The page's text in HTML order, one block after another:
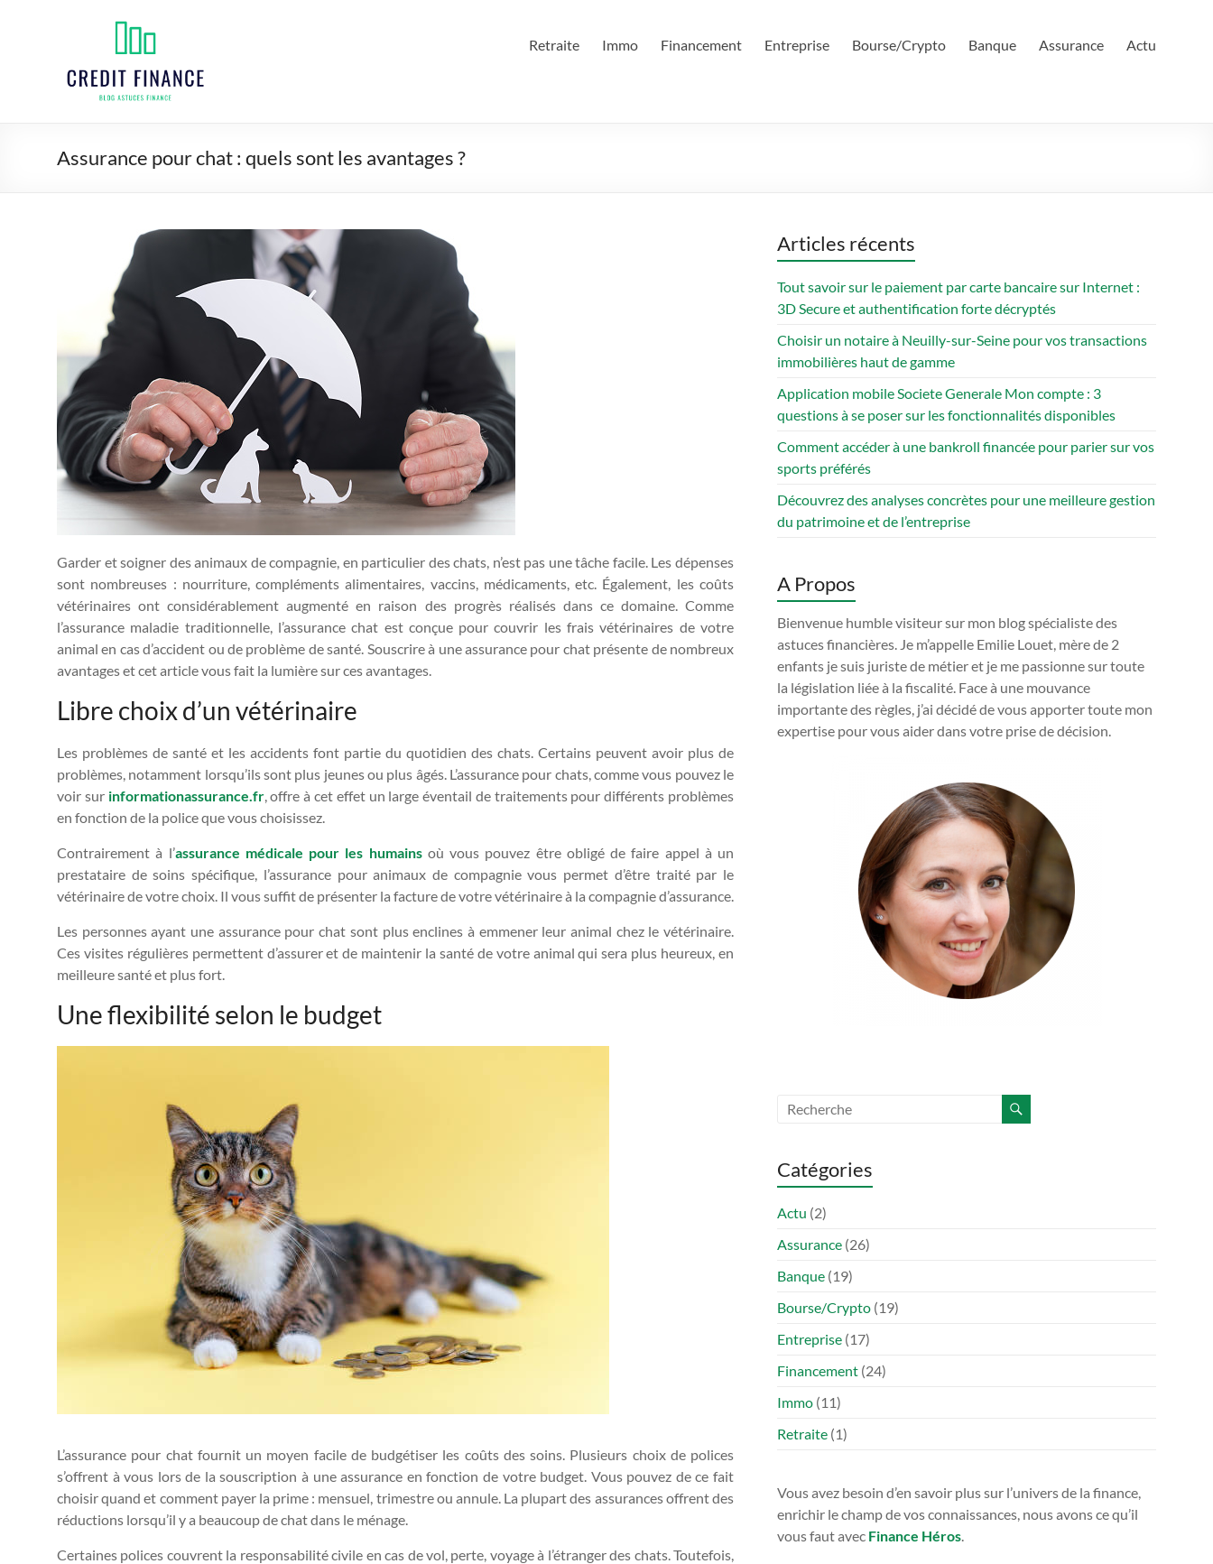
Credit
finance
Retraite Immo Financement Entreprise Bourse/Crypto Banque Assurance Actu
Assurance pour chat : quels sont les avantages ?
Garder et soigner des animaux de compagnie, en particulier des chats, n’est pas une tâche facile. Les dépenses
sont nombreuses : nourriture, compléments alimentaires, vaccins, médicaments, etc. Également, les coûts
vétérinaires ont considérablement augmenté en raison des progrès réalisés dans ce domaine. Comme
l’assurance maladie traditionnelle, l’assurance chat est conçue pour couvrir les frais vétérinaires de votre
animal en cas d’accident ou de problème de santé. Souscrire à une assurance pour chat présente de nombreux
avantages et cet article vous fait la lumière sur ces avantages.
Libre choix d’un vétérinaire
Les problèmes de santé et les accidents font partie du quotidien des chats. Certains peuvent avoir plus de
problèmes, notamment lorsqu’ils sont plus jeunes ou plus âgés. L’assurance pour chats, comme vous pouvez le
voir sur informationassurance.fr, offre à cet effet un large éventail de traitements pour différents problèmes
en fonction de la police que vous choisissez.
Contrairement à l’assurance médicale pour les humainsoù vous pouvez être obligé de faire appel à un
prestataire de soins spécifique, l’assurance pour animaux de compagnie vous permet d’être traité par le
vétérinaire de votre choix. Il vous suffit de présenter la facture de votre vétérinaire à la compagnie d’assurance.
Les personnes ayant une assurance pour chat sont plus enclines à emmener leur animal chez le vétérinaire.
Ces visites régulières permettent d’assurer et de maintenir la santé de votre animal qui sera plus heureux, en
meilleure santé et plus fort.
Une flexibilité selon le budget
L’assurance pour chat fournit un moyen facile de budgétiser les coûts des soins. Plusieurs choix de polices
s’offrent à vous lors de la souscription à une assurance en fonction de votre budget. Vous pouvez de ce fait
choisir quand et comment payer la prime : mensuel, trimestre ou annule. La plupart des assurances offrent des
réductions lorsqu’il y a beaucoup de chat dans le ménage.
Certaines polices couvrent la responsabilité civile en cas de vol, perte, voyage à l’étranger des chats. Toutefois,
Articles récents
Tout savoir sur le paiement par carte bancaire sur Internet :
3D Secure et authentification forte décryptés
Choisir un notaire à Neuilly-sur-Seine pour vos transactions
immobilières haut de gamme
Application mobile Societe Generale Mon compte : 3
questions à se poser sur les fonctionnalités disponibles
Comment accéder à une bankroll financée pour parier sur vos
sports préférés
Découvrez des analyses concrètes pour une meilleure gestion
du patrimoine et de l’entreprise
A Propos
Bienvenue humble visiteur sur mon blog spécialiste des
astuces financières. Je m’appelle Emilie Louet, mère de 2
enfants je suis juriste de métier et je me passionne sur toute
la législation liée à la fiscalité. Face à une mouvance
importante des règles, j’ai décidé de vous apporter toute mon
expertise pour vous aider dans votre prise de décision.
Catégories
Actu (2)
Assurance (26)
Banque (19)
Bourse/Crypto (19)
Entreprise (17)
Financement (24)
Immo (11)
Retraite (1)
Vous avez besoin d’en savoir plus sur l’univers de la finance,
enrichir le champ de vos connaissances, nous avons ce qu’il
vous faut avec Finance Héros